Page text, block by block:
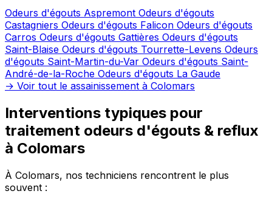
Odeurs d'égouts Aspremont Odeurs d'égouts
Castagniers Odeurs d'égouts Falicon Odeurs d'égouts
Carros Odeurs d'égouts Gattières Odeurs d'égouts
Saint-Blaise Odeurs d'égouts Tourrette-Levens Odeurs
d'égouts Saint-Martin-du-Var Odeurs d'égouts Saint-
André-de-la-Roche Odeurs d'égouts La Gaude
→ Voir tout le assainissement à Colomars
Interventions typiques pour
traitement odeurs d'égouts & reflux
à Colomars
À Colomars, nos techniciens rencontrent le plus
souvent :